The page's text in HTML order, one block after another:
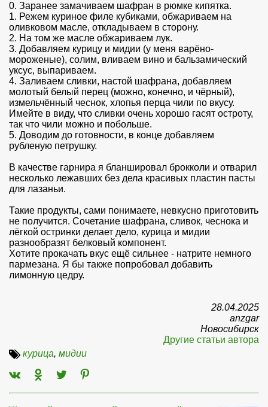
0. Заранее замачиваем шафран в рюмке кипятка.
1. Режем куриное филе кубиками, обжариваем на
оливковом масле, откладываем в сторону.
2. На том же масле обжариваем лук.
3. Добавляем курицу и мидии (у меня варёно-
мороженые), солим, вливаем вино и бальзамический
уксус, выпариваем.
4. Заливаем сливки, настой шафрана, добавляем
молотый белый перец (можно, конечно, и чёрный),
измельчённый чеснок, хлопья перца чили по вкусу.
Имейте в виду, что сливки очень хорошо гасят остроту,
так что чили можно и побольше.
5. Доводим до готовности, в конце добавляем
рубленую петрушку.
В качестве гарнира я бланшировал брокколи и отварил
несколько лежавших без дела красивых пластин пасты
для лазаньи.
Такие продукты, сами понимаете, невкусно приготовить
не получится. Сочетание шафрана, сливок, чеснока и
лёгкой остринки делает дело, курица и мидии
разнообразят белковый компонент.
Хотите прокачать вкус ещё сильнее - натрите немного
пармезана. Я бы также попробовал добавить
лимонную цедру.
28.04.2025
anzgar
Новосибирск
Другие статьи автора
курица, мидии